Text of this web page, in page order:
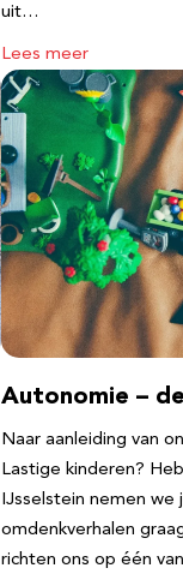
uit…
Lees meer
Autonomie –
Naar aanleiding van
Lastige kinderen?
IJsselstein nemen we
omdenkverhalen
richten ons op één